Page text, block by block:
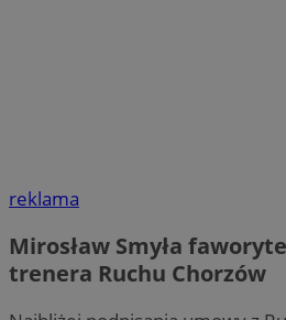
reklama
Mirosław Smyła
trenera Ruchu Chorzów